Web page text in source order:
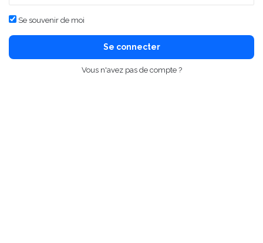
Se souvenir de moi
Se connecter
Vous n'avez pas de compte ?